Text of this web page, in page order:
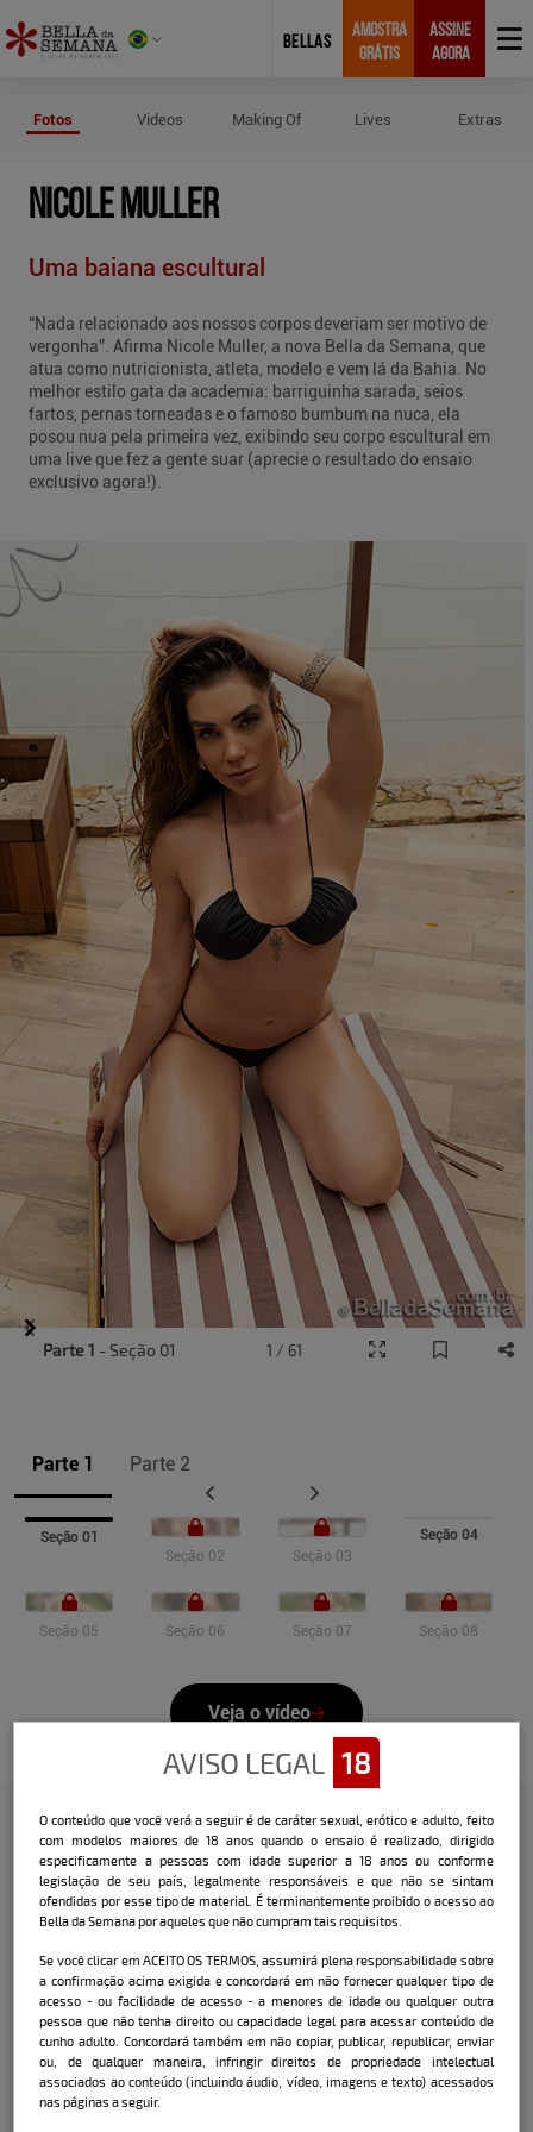
BELLAS
AMOSTRA
GRÁTIS
ASSINE
AGORA
Fotos Videos Making Of Lives Extras
NICOLE MULLER
Uma baiana escultural
“Nada relacionado aos nossos corpos deveriam ser motivo de
vergonha”. Afirma Nicole Muller, a nova Bella da Semana, que
atua como nutricionista, atleta, modelo e vem lá da Bahia. No
melhor estilo gata da academia: barriguinha sarada, seios
fartos, pernas torneadas e o famoso bumbum na nuca, ela
posou nua pela primeira vez, exibindo seu corpo escultural em
uma live que fez a gente suar (aprecie o resultado do ensaio
exclusivo agora!).
Parte 1 Parte 2
Seção 01
Seção 02
Seção 03
Seção 04
Seção 05 Seção 06 Seção 07 Seção 08
Veja o vídeo
Item Parte 1 - Seção 01 1 / 61
Confira a entrevista que o Bella
fez com a modelo:
Data e local de nascimento:26/06/1990 -
Salvador / BA
Cidade onde mora atualmente:São Paulo /
SP
AVISO LEGAL 18
O conteúdo que você verá a seguir é de caráter sexual, erótico e adulto, feito
com modelos maiores de 18 anos quando o ensaio é realizado, dirigido
especificamente a pessoas com idade superior a 18 anos ou conforme
legislação de seu país, legalmente responsáveis e que não se sintam
ofendidas por esse tipo de material. É terminantemente proibido o acesso ao
Bella da Semana por aqueles que não cumpram tais requisitos.
Se você clicar em ACEITO OS TERMOS, assumirá plena responsabilidade sobre
a confirmação acima exigida e concordará em não fornecer qualquer tipo de
acesso - ou facilidade de acesso - a menores de idade ou qualquer outra
pessoa que não tenha direito ou capacidade legal para acessar conteúdo de
cunho adulto. Concordará também em não copiar, publicar, republicar, enviar
ou, de qualquer maneira, infringir direitos de propriedade intelectual
associados ao conteúdo (incluindo áudio, vídeo, imagens e texto) acessados
nas páginas a seguir.